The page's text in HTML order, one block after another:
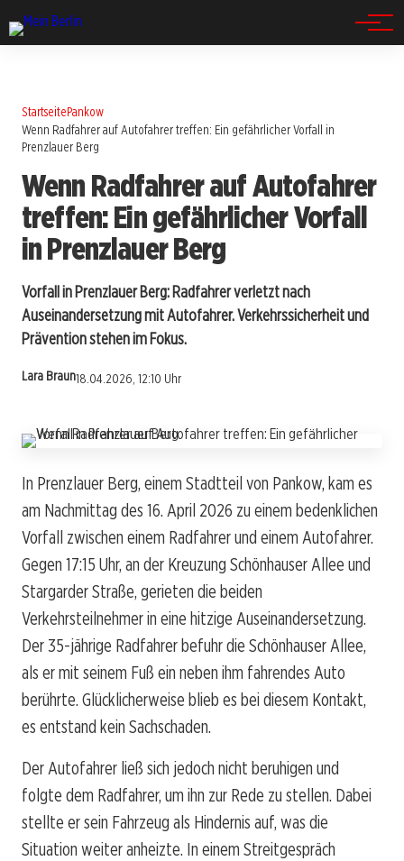
StartseitePankow
Wenn Radfahrer auf Autofahrer treffen: Ein gefährlicher Vorfall in
Prenzlauer Berg
Wenn Radfahrer auf Autofahrer
treffen: Ein gefährlicher Vorfall
in Prenzlauer Berg
Vorfall in Prenzlauer Berg: Radfahrer verletzt nach
Auseinandersetzung mit Autofahrer. Verkehrssicherheit und
Prävention stehen im Fokus.
Lara Braun18.04.2026, 12:10 Uhr
In Prenzlauer Berg, einem Stadtteil von Pankow, kam es
am Nachmittag des 16. April 2026 zu einem bedenklichen
Vorfall zwischen einem Radfahrer und einem Autofahrer.
Gegen 17:15 Uhr, an der Kreuzung Schönhauser Allee und
Stargarder Straße, gerieten die beiden
Verkehrsteilnehmer in eine hitzige Auseinandersetzung.
Der 35-jährige Radfahrer befuhr die Schönhauser Allee,
als er mit seinem Fuß ein neben ihm fahrendes Auto
berührte. Glücklicherweise blieb es bei diesem Kontakt,
es entstand kein Sachschaden.
Der Autofahrer ließ sich jedoch nicht beruhigen und
folgte dem Radfahrer, um ihn zur Rede zu stellen. Dabei
stellte er sein Fahrzeug als Hindernis auf, was die
Situation weiter anheizte. In einem Streitgespräch